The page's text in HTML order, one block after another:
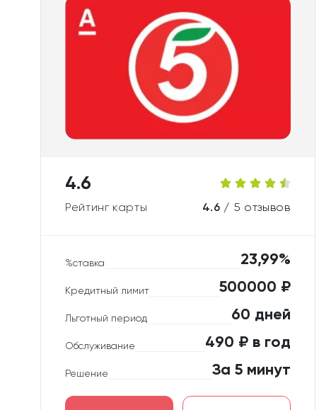
4.6
Рейтинг карты 4.6 / 5 отзывов
%ставка 23,99%
Кредитный лимит 500000 ₽
Льготный период 60 дней
Обслуживание 490 ₽ в год
Решение За 5 минут